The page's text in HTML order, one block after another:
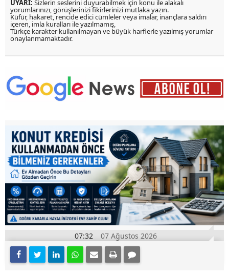
UYARI: Sizlerin seslerini duyurabilmek için konu ile alakalı
yorumlarınızı, görüşlerinizi fikirlerinizi mutlaka yazın.
Küfür, hakaret, rencide edici cümleler veya imalar, inançlara saldırı
içeren, imla kuralları ile yazılmamış,
Türkçe karakter kullanılmayan ve büyük harflerle yazılmış yorumlar
onaylanmamaktadır.
07:32 07 Ağustos 2026